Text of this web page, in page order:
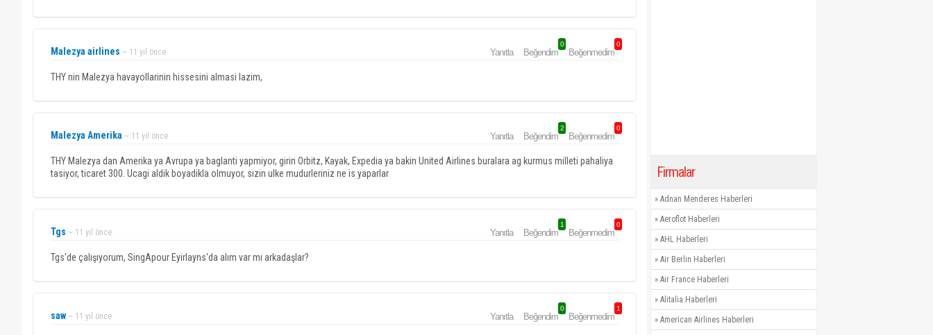
Malezya airlines ~ 11 yıl önce Yanıtla Beğendim
0
Beğenmedim
0
THY nin Malezya havayollarinin hissesini almasi lazim,
Malezya Amerika ~ 11 yıl önce Yanıtla Beğendim
2
Beğenmedim
0
THY Malezya dan Amerika ya Avrupa ya baglanti yapmiyor, girin Orbitz, Kayak, Expedia ya bakin United Airlines buralara ag kurmus milleti pahaliya
tasiyor, ticaret 300. Ucagi aldik boyadikla olmuyor, sizin ulke mudurleriniz ne is yaparlar
Tgs ~ 11 yıl önce Yanıtla Beğendim
1
Beğenmedim
0
Tgs'de çalışıyorum, SingApour Eyirlayns'da alım var mı arkadaşlar?
saw ~ 11 yıl önce Yanıtla Beğendim
0
Beğenmedim
1
Firmalar
» Adnan Menderes Haberleri
» Aeroflot Haberleri
» AHL Haberleri
» Air Berlin Haberleri
» Air France Haberleri
» Alitalia Haberleri
» American Airlines Haberleri